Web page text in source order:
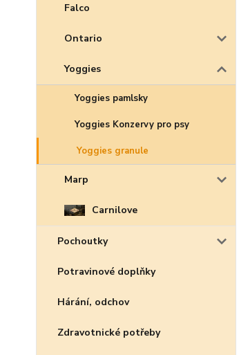
Falco
Ontario
Yoggies
Yoggies pamlsky
Yoggies Konzervy pro psy
Yoggies granule
Marp
Carnilove
Pochoutky
Potravinové doplňky
Hárání, odchov
Zdravotnické potřeby